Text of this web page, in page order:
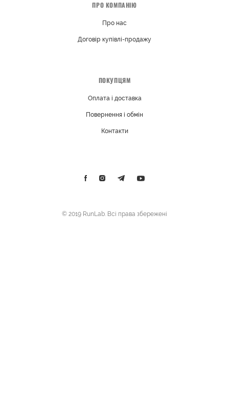
ПРО КОМПАНІЮ
Про нас
Договір купівлі-продажу
ПОКУПЦЯМ
Оплата і доставка
Повернення і обмін
Контакти
© 2019 RunLab. Всі права збережені